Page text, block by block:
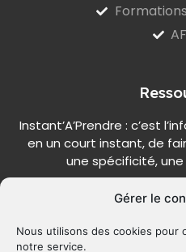
Gérer le
Nous utilisons des cookies pour
notre service.
Instant’A’Prendre : c’est
en un court instant, de
une spécificité,